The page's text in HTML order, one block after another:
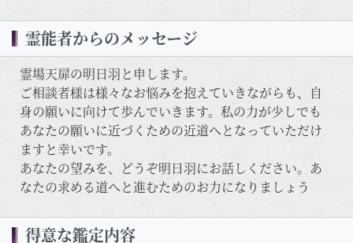
霊能者からのメッセージ
霊場天扉の明日羽と申します。
ご相談者様は様々なお悩みを抱えていきながらも、自
身の願いに向けて歩んでいきます。私の力が少しでも
あなたの願いに近づくための近道へとなっていただけ
ますと幸いです。
あなたの望みを、どうぞ明日羽にお話しください。あ
なたの求める道へと進むためのお力になりましょう
得意な鑑定内容